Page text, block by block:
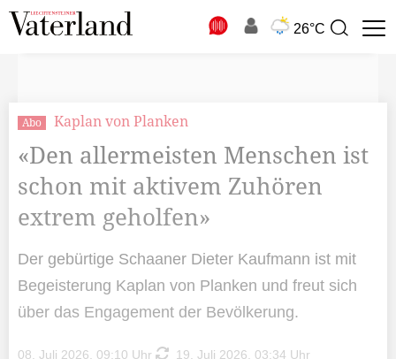
26°C
Suchbegriff
Abo Kaplan von Planken
«Den allermeisten Menschen ist
schon mit aktivem Zuhören
extrem geholfen»
Der gebürtige Schaaner Dieter Kaufmann ist mit
Begeisterung Kaplan von Planken und freut sich
über das Engagement der Bevölkerung.
08. Juli 2026, 09:10 Uhr 19. Juli 2026, 03:34 Uhr